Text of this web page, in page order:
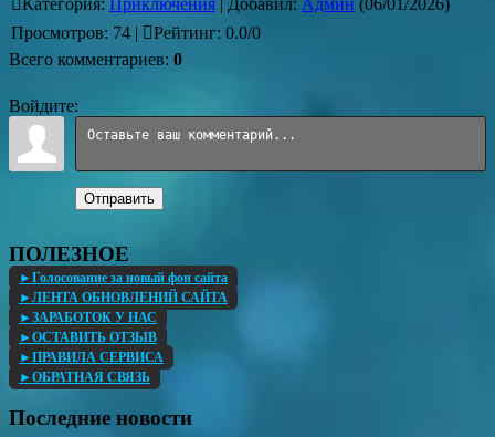
Категория: Приключения | Добавил: Админ (06/01/2026)
Просмотров: 74 | Рейтинг: 0.0/0
Всего комментариев: 0
Войдите:
Отправить
ПОЛЕЗНОЕ
►Голосование за новый фон сайта
►ЛЕНТА ОБНОВЛЕНИЙ САЙТА
►ЗАРАБОТОК У НАС
►ОСТАВИТЬ ОТЗЫВ
►ПРАВИЛА СЕРВИСА
►ОБРАТНАЯ СВЯЗЬ
Последние новости